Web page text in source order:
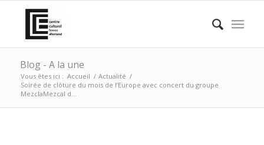
Blog - A la une
Vous êtes ici : Accueil / Actualité /
Soirée de clôture du mois de l’Europe avec concert du groupe
MezclaMezcal d...